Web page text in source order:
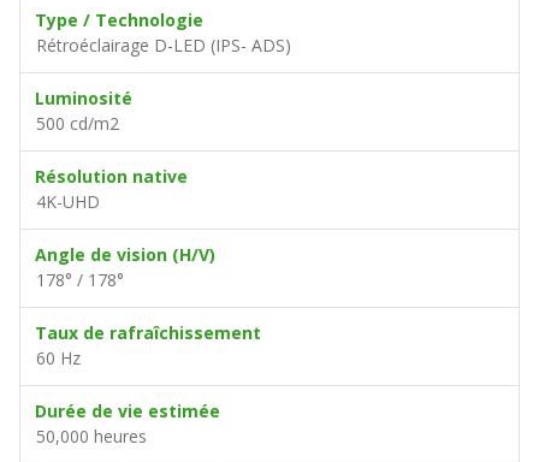
Type / Technologie
Rétroéclairage D-LED (IPS- ADS)
Luminosité
500 cd/m2
Résolution native
4K-UHD
Angle de vision (H/V)
178° / 178°
Taux de rafraîchissement
60 Hz
Durée de vie estimée
50,000 heures